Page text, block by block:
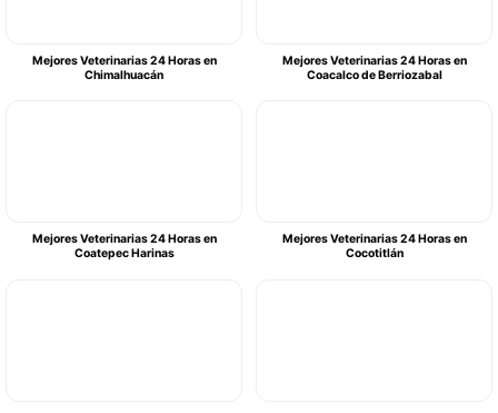
Mejores Veterinarias 24 Horas en
Chimalhuacán
Mejores Veterinarias 24 Horas en
Coacalco de Berriozabal
Mejores Veterinarias 24 Horas en
Coatepec Harinas
Mejores Veterinarias 24 Horas en
Cocotitlán